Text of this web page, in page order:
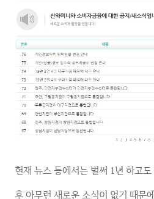
현재 뉴스 등에서는 벌써 1년 하고
후 아무런 새로운 소식이 없기 때문